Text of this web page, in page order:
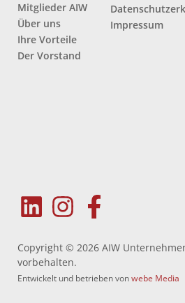
Mitglieder AIW
Über uns
Ihre Vorteile
Der Vorstand
Impressum
Copyright © 2026 AIW
vorbehalten.
Entwickelt und betrieben vonwebe Media